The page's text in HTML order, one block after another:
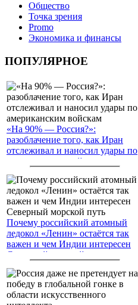
Общество
Точка зрения
Promo
Экономика и финансы
ПОПУЛЯРНОЕ
«На 90% — Россия?»:
разоблачение того, как Иран
отслеживал и наносил удары по
американским войскам
Почему российский атомный
ледокол «Ленин» остаётся так
важен и чем Индии интересен
Северный морской путь